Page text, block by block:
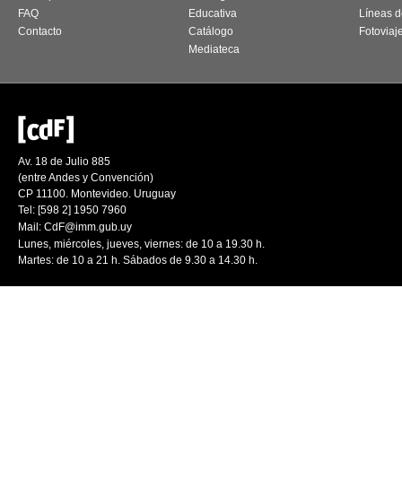
FAQ
Contacto
Educativa
Catálogo
Mediateca
Líneas
Av. 18 de Julio 885
(entre Andes y Convención)
CP 11100. Montevideo. Uruguay
Tel: [598 2] 1950 7960
Mail: CdF@imm.gub.uy
Lunes, miércoles, jueves, viernes: de 10 a 19.30 h.
Martes: de 10 a 21 h. Sábados de 9.30 a 14.30 h.